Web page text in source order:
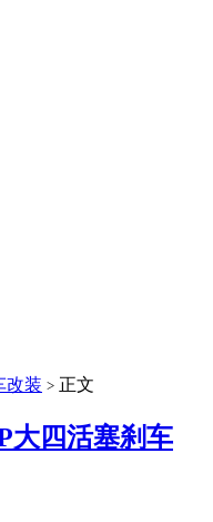
改装 > 正文
大四活塞刹车